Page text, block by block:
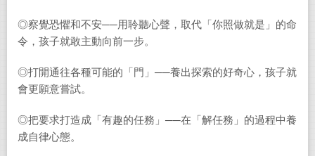
◎察覺恐懼和不安──用聆聽心聲，取代「你照做就是」的命
令，孩子就敢主動向前一步。
◎打開通往各種可能的「門」──養出探索的好奇心，孩子就
會更願意嘗試。
◎把要求打造成「有趣的任務」──在「解任務」的過程中養
成自律心態。